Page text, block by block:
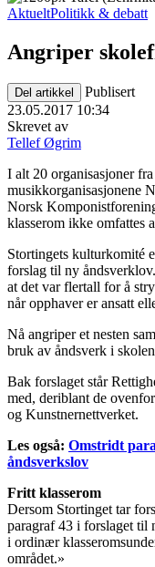
AktueltPolitikk & debatt
Angriper
Del artikkel
Publisert
23.05.2017 10:34
Skrevet av
Tellef Øgrim
I alt 20 organisasjoner
musikkorganisasjonene
Norsk
klasserom ikke omfattes
Stortingets kulturkomité
forslag til ny
at det var flertall for å
når opphaver er ansatt
Nå angriper et nesten
bruk av åndsverk i
Bak forslaget står
med, deriblant de
og Kunstnernettverket.
Les også: Omstridt
åndsverkslov
Fritt klasserom
Dersom Stortinget tar
paragraf 43 i forslaget
i ordinær
området.»